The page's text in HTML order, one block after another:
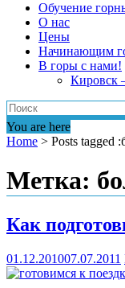
Обучение
О нас
Цены
Начинающим
В горы с нами!
Кировск
You are here
Home > Posts tagged
Метка:
Как
01.12.201007.07.2011